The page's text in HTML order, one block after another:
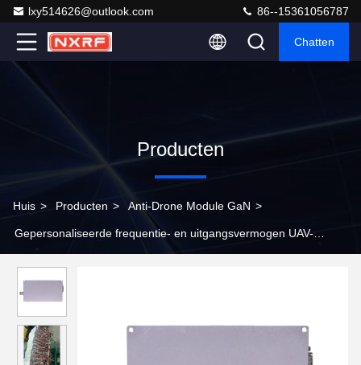
lxy514626@outlook.com 86--15361056787
Chatten
Producten
Huis > Producten > Anti-Drone Module GaN >
Gepersonaliseerde frequentie- en uitgangsvermogen UAV-